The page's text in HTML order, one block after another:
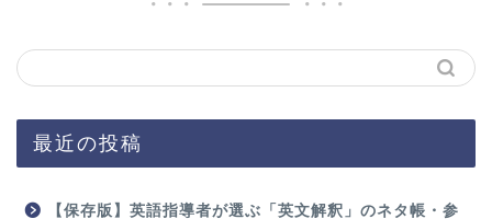
最近の投稿
【保存版】英語指導者が選ぶ「英文解釈」のネタ帳・参